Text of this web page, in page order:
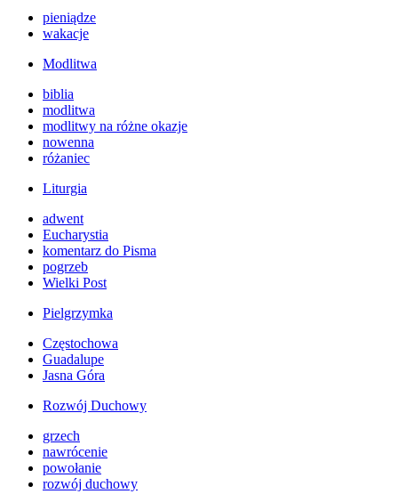
pieniądze
wakacje
Modlitwa
biblia
modlitwa
modlitwy na różne okazje
nowenna
różaniec
Liturgia
adwent
Eucharystia
komentarz do Pisma
pogrzeb
Wielki Post
Pielgrzymka
Częstochowa
Guadalupe
Jasna Góra
Rozwój Duchowy
grzech
nawrócenie
powołanie
rozwój duchowy